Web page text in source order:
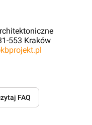
553 Kraków
FAQ